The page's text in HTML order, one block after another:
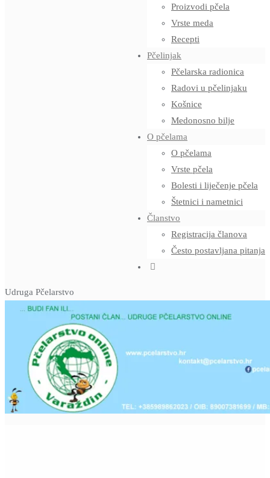
Proizvodi pčela
Vrste meda
Recepti
Pčelinjak
Pčelarska radionica
Radovi u pčelinjaku
Košnice
Medonosno bilje
O pčelama
O pčelama
Vrste pčela
Bolesti i liječenje pčela
Štetnici i nametnici
Članstvo
Registracija članova
Često postavljana pitanja
Udruga Pčelarstvo